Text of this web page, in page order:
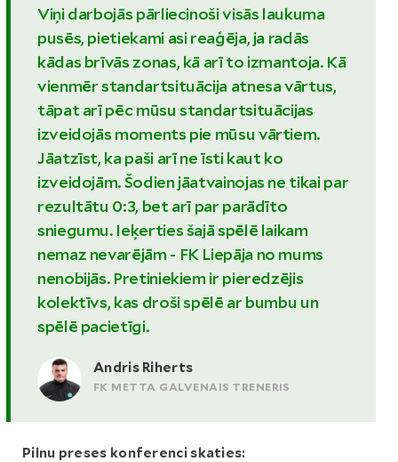
Viņi darbojās pārliecinoši visās laukuma
pusēs, pietiekami asi reaģēja, ja radās
kādas brīvās zonas, kā arī to izmantoja. Kā
vienmēr standartsituācija atnesa vārtus,
tāpat arī pēc mūsu standartsituācijas
izveidojās moments pie mūsu vārtiem.
Jāatzīst, ka paši arī ne īsti kaut ko
izveidojām. Šodien jāatvainojas ne tikai par
rezultātu 0:3, bet arī par parādīto
sniegumu. Ieķerties šajā spēlē laikam
nemaz nevarējām - FK Liepāja no mums
nenobijās. Pretiniekiem ir pieredzējis
kolektīvs, kas droši spēlē ar bumbu un
spēlē pacietīgi.
Andris Riherts
FK METTA GALVENAIS TRENERIS
Pilnu preses konferenci skaties: